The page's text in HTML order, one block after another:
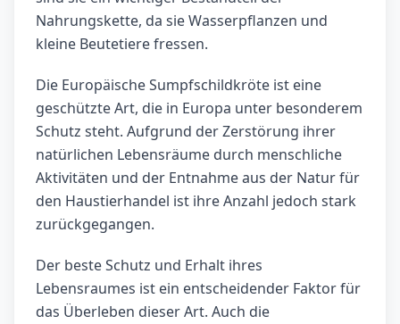
Nahrungskette, da sie Wasserpflanzen und
kleine Beutetiere fressen.
Die Europäische Sumpfschildkröte ist eine
geschützte Art, die in Europa unter besonderem
Schutz steht. Aufgrund der Zerstörung ihrer
natürlichen Lebensräume durch menschliche
Aktivitäten und der Entnahme aus der Natur für
den Haustierhandel ist ihre Anzahl jedoch stark
zurückgegangen.
Der beste Schutz und Erhalt ihres
Lebensraumes ist ein entscheidender Faktor für
das Überleben dieser Art. Auch die